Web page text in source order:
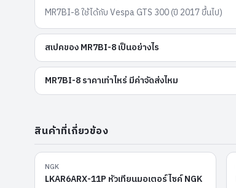
MR7BI-8 ใช้ได้กับ Vespa GTS 300 (ปี 2017 ขึ้นไป)
สเปคของ MR7BI-8 เป็นอย่างไร
MR7BI-8 ราคาเท่าไหร่ มีค่าจัดส่งไหม
สินค้าที่เกี่ยวข้อง
NGK
LKAR6ARX-11P หัวเทียนมอเตอร์ไซค์ NGK